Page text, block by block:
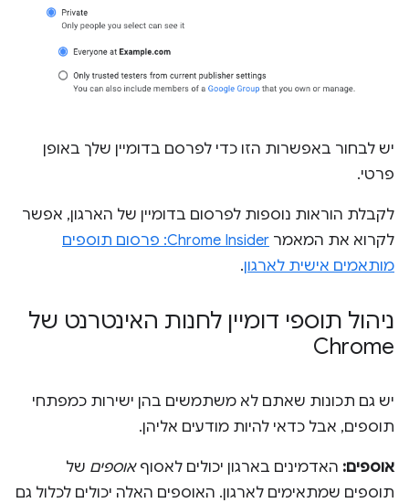
יש לבחור באפשרות הזו כדי לפרסם בדומיין שלך באופן
פרטי.
לקבלת הוראות נוספות לפרסום בדומיין של הארגון, אפשר
לקרוא את המאמר
Chrome Insider: פרסום תוספים
מותאמים אישית לארגון.
ניהול תוספי דומיין לחנות האינטרנט של
Chrome
יש גם תכונות שאתם לא משתמשים בהן ישירות כמפתחי
תוספים, אבל כדאי להיות מודעים אליהן.
אוספים: האדמינים בארגון יכולים לאסוףאוספים של
תוספים שמתאימים לארגון. האוספים האלה יכולים לכלול גם